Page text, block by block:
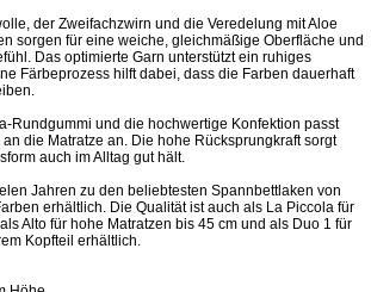
der Zweifachzwirn und die Veredelung mit Aloe
sorgen für eine weiche, gleichmäßige Oberfläche und
Das optimierte Garn unterstützt ein ruhiges
Färbeprozess hilft dabei, dass die Farben dauerhaft
Rundgummi und die hochwertige Konfektion passt
die Matratze an. Die hohe Rücksprungkraft sorgt
auch im Alltag gut hält.
Jahren zu den beliebtesten Spannbettlaken von
erhältlich. Die Qualität ist auch als La Piccola für
Alto für hohe Matratzen bis 45 cm und als Duo 1 für
Kopfteil erhältlich.